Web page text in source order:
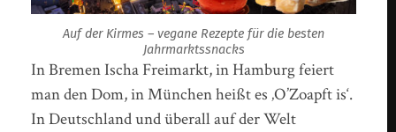
Auf der Kirmes – vegane Rezepte für die besten
Jahrmarktssnacks
In Bremen Ischa Freimarkt, in Hamburg feiert
man den Dom, in München heißt es ‚O’Zoapft is‘.
In Deutschland und überall auf der Welt